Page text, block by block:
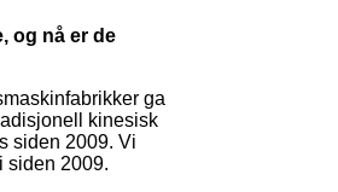
og nå er de
ga
kinesisk
siden 2009. Vi
siden 2009.